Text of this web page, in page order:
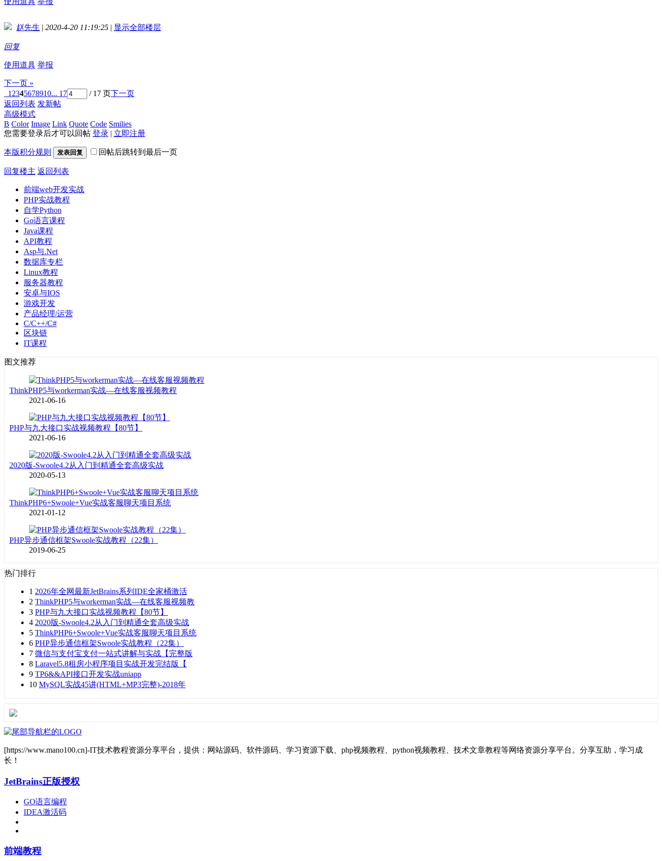
赵先生 | 2020-4-20 11:19:25 | 显示全部楼层
回复
使用道具 举报
下一页 »
1 2345678910... 17 / 17 页下一页
返回列表 发新帖
高级模式
B Color Image Link Quote Code Smilies
您需要登录后才可以回帖 登录 | 立即注册
本版积分规则 发表回复 回帖后跳转到最后一页
回复楼主 返回列表
前端web开发实战
PHP实战教程
自学Python
Go语言课程
Java课程
API教程
Asp与.Net
数据库专栏
Linux教程
服务器教程
安卓与IOS
游戏开发
产品经理/运营
C/C++/C#
区块链
IT课程
图文推荐
ThinkPHP5与workerman实战—在线客服视频教程
2021-06-16
PHP与九大接口实战视频教程【80节】
2021-06-16
2020版-Swoole4.2从入门到精通全套高级实战
2020-05-13
ThinkPHP6+Swoole+Vue实战客服聊天项目系统
2021-01-12
PHP异步通信框架Swoole实战教程（22集）
2019-06-25
热门排行
1 2026年全网最新JetBrains系列IDE全家桶激活
2 ThinkPHP5与workerman实战—在线客服视频教
3 PHP与九大接口实战视频教程【80节】
4 2020版-Swoole4.2从入门到精通全套高级实战
5 ThinkPHP6+Swoole+Vue实战客服聊天项目系统
6 PHP异步通信框架Swoole实战教程（22集）
7 微信与支付宝支付一站式讲解与实战【完整版
8 Laravel5.8租房小程序项目实战开发完结版【
9 TP6&&API接口开发实战uniapp
10 MySQL实战45讲(HTML+MP3完整)-2018年
[https://www.mano100.cn]-IT技术教程资源分享平台，提供：网站源码、软件源码、学习资源下载、php视频教程、python视频教程、技术文章教程等网络资源分享平台。分享互助，学习成
长！
JetBrains正版授权
GO语言编程
IDEA激活码
前端教程